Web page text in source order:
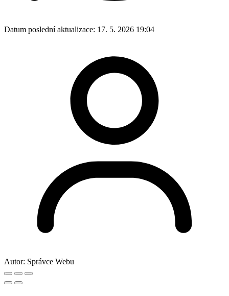
Datum poslední aktualizace: 17. 5. 2026 19:04
Autor: Správce Webu